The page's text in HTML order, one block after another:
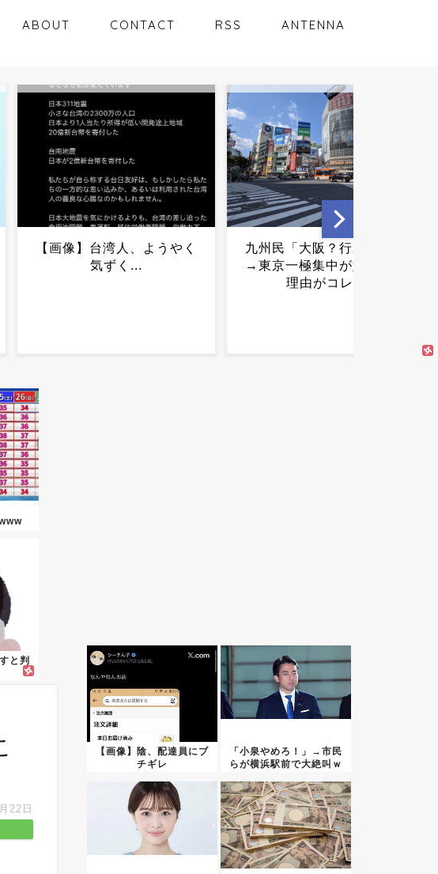
ABOUT CONTACT RSS ANTENNA
九州民「大阪？行かんで」
→東京一極集中が始まった
佐藤二朗、橋本愛との騒動
で主演映画が完全白紙へｗ
ｗｗｗｗ...
と判
22日
【画像】陰、配達員にブ
チギレ
「小泉やめろ！」→市民
らが横浜駅前で大絶叫ｗ